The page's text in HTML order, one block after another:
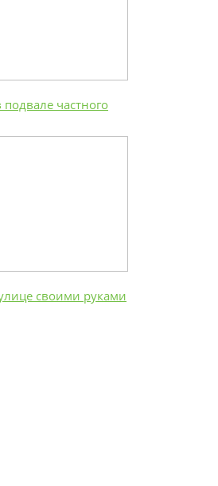
подвале частного
своими руками